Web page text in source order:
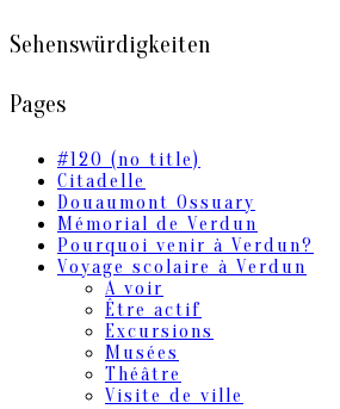
Sehenswürdigkeiten
Pages
#120 (no title)
Citadelle
Douaumont Ossuary
Mémorial de Verdun
Pourquoi venir à Verdun?
Voyage scolaire à Verdun
A voir
Être actif
Excursions
Musées
Théâtre
Visite de ville